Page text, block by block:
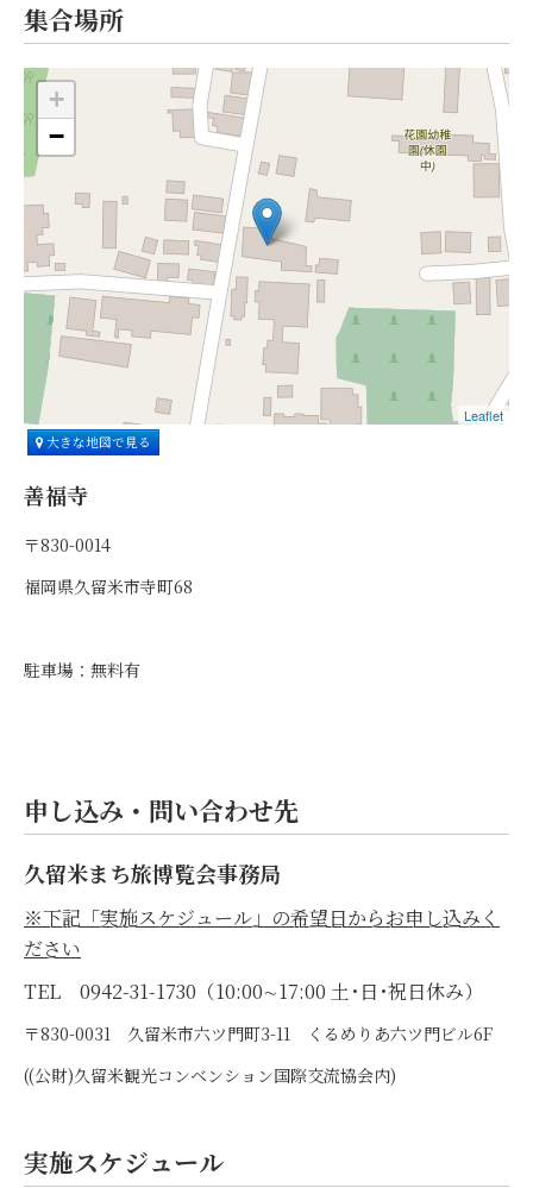
集合場所
+
−
Leaflet
大きな地図で見る
善福寺
〒830-0014
福岡県久留米市寺町68
駐車場：無料有
申し込み・問い合わせ先
久留米まち旅博覧会事務局
※下記「実施スケジュール」の希望日からお申し込みく
ださい
TEL 0942-31-1730（10:00∼17:00 土･日･祝日休み）
〒830-0031 久留米市六ツ門町3-11 くるめりあ六ツ門ビル6F
((公財)久留米観光コンベンション国際交流協会内)
実施スケジュール